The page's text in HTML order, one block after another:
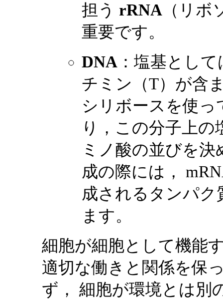
担う rRNA（リボ
重要です。
DNA：塩基として
チミン（T）が含
シリボースを使っ
り，この分子上
ミノ酸の並びを
成の際には，
成されるタンパ
ます。
細胞が細胞として機能
適切な働きと関係を保
ず， 細胞が環境とは別